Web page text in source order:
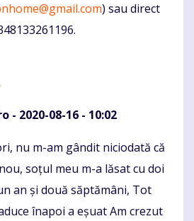
) sau direct
- 2020-08-16 - 10:02
nu m-am gândit niciodată că
soțul meu m-a lăsat cu doi
an și două săptămâni, Tot
înapoi a eșuat Am crezut